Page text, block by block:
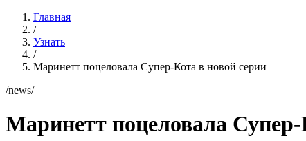
Главная
/
Узнать
/
Маринетт поцеловала Супер-Кота в новой серии
/news/
Маринетт поцеловала